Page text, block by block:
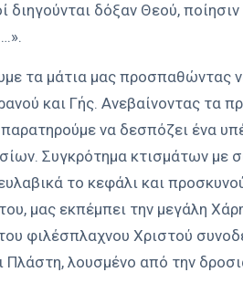
διηγούνται δόξαν Θεού,
τα μάτια μας προσπαθώντας
και Γής. Ανεβαίνοντας τα
να δεσπόζει ένα
Συγκρότημα κτισμάτων με
το κεφάλι και
μας εκπέμπει την μεγάλη
φιλέσπλαχνου Χριστού
Πλάστη, λουσμένο από την